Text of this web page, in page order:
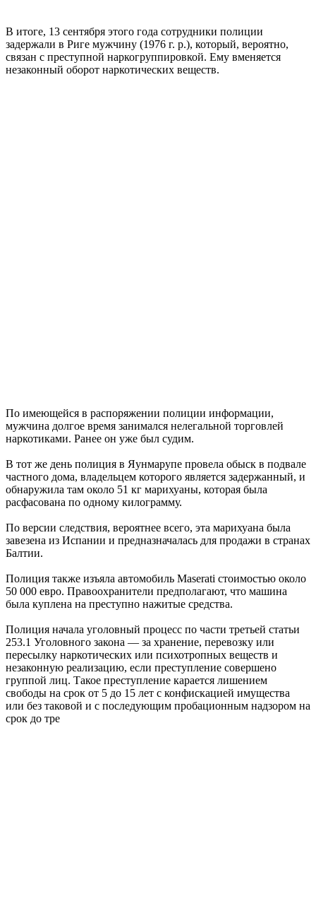
В итоге, 13 сентября этого года сотрудники полиции
задержали в Риге мужчину (1976 г. р.), который, вероятно,
связан с преступной наркогруппировкой. Ему вменяется
незаконный оборот наркотических веществ.
По имеющейся в распоряжении полиции информации,
мужчина долгое время занимался нелегальной торговлей
наркотиками. Ранее он уже был судим.
В тот же день полиция в Яунмарупе провела обыск в подвале
частного дома, владельцем которого является задержанный, и
обнаружила там около 51 кг марихуаны, которая была
расфасована по одному килограмму.
По версии следствия, вероятнее всего, эта марихуана была
завезена из Испании и предназначалась для продажи в странах
Балтии.
Полиция также изъяла автомобиль Maserati стоимостью около
50 000 евро. Правоохранители предполагают, что машина
была куплена на преступно нажитые средства.
Полиция начала уголовный процесс по части третьей статьи
253.1 Уголовного закона — за хранение, перевозку или
пересылку наркотических или психотропных веществ и
незаконную реализацию, если преступление совершено
группой лиц. Такое преступление карается лишением
свободы на срок от 5 до 15 лет с конфискацией имущества
или без таковой и с последующим пробационным надзором на
срок до тре